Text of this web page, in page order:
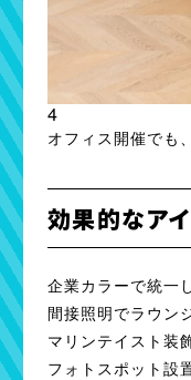
4
オフィス開催でも
効果的なア
企業カラーで統一
間接照明でラウン
マリンテイスト装
フォトスポット設